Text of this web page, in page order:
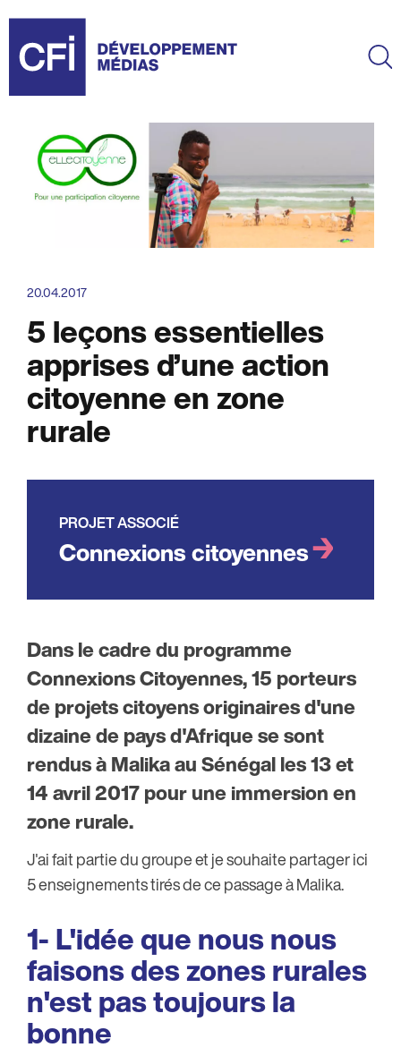
contenu
20.04.2017
5 leçons essentielles
apprises d’une action
citoyenne en zone
rurale
PROJET ASSOCIÉ
Connexions citoyennes
Dans le cadre du programme
Connexions Citoyennes, 15 porteurs
de projets citoyens originaires d'une
dizaine de pays d'Afrique se sont
rendus à Malika au Sénégal les 13 et
14 avril 2017 pour une immersion en
zone rurale.
J'ai fait partie du groupe et je souhaite partager ici
5 enseignements tirés de ce passage à Malika.
1- L'idée que nous nous
faisons des zones rurales
n'est pas toujours la
bonne